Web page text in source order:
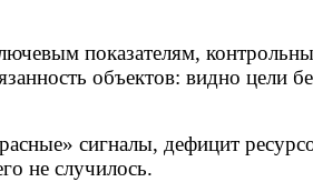
показателям,
объектов: видно цели
сигналы, дефицит
не случилось.